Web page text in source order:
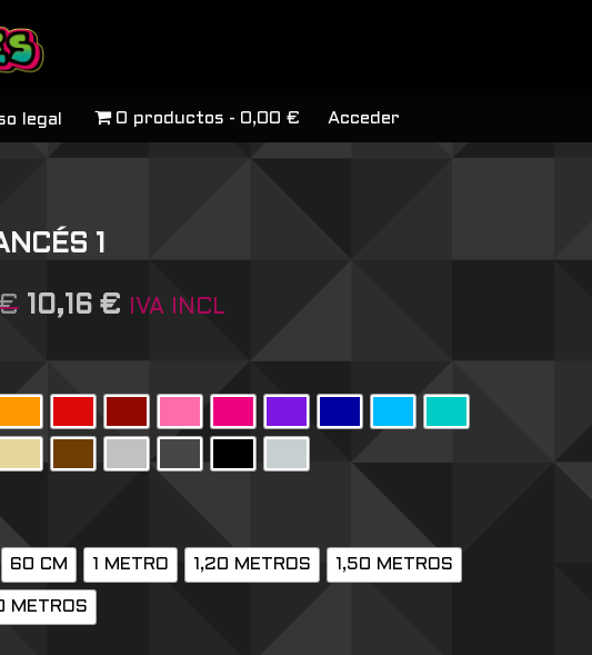
legal 0 productos 0,00 € Acceder
1
10,16 € IVA INCL
60 CM 1 METRO 1,20 METROS 1,50 METROS
METROS